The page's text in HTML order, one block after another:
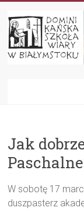
do
treści
Jak
W sobotę 17
duszpasterz